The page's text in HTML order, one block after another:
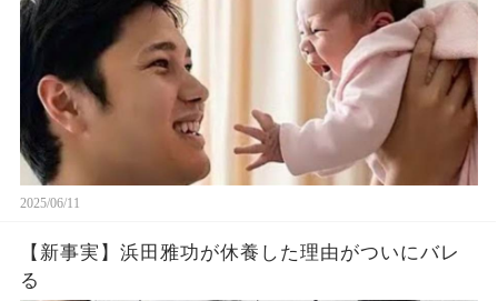
2025/06/11
【新事実】浜田雅功が休養した理由がついにバレ
る